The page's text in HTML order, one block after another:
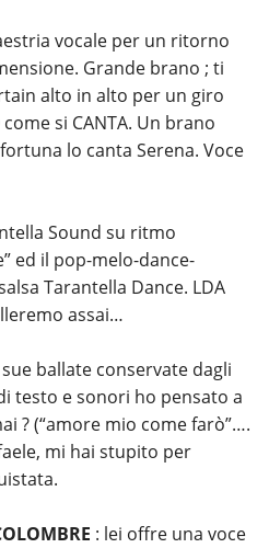
vocale per un ritorno
Grande brano ; ti
alto in alto per un giro
si CANTA. Un brano
lo canta Serena. Voce
Sound su ritmo
ed il pop-melo-dance-
Tarantella Dance. LDA
assai…
ballate conservate dagli
testo e sonori ho pensato a
? (“amore mio come farò”….
mi hai stupito per
: lei offre una voce